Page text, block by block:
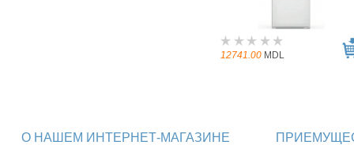
12741.00 MDL
О НАШЕМ ИНТЕРНЕТ-МАГАЗИНЕ